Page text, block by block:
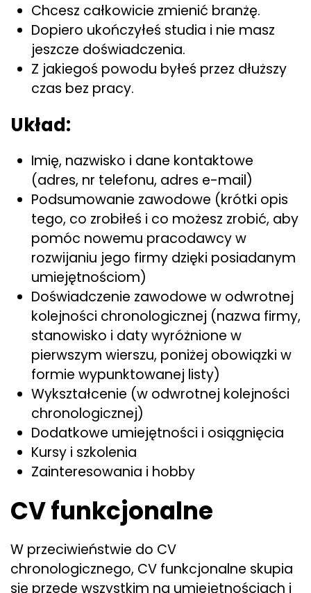
Chcesz całkowicie zmienić branżę.
Dopiero ukończyłeś studia i nie masz
jeszcze doświadczenia.
Z jakiegoś powodu byłeś przez dłuższy
czas bez pracy.
Układ:
Imię, nazwisko i dane kontaktowe
(adres, nr telefonu, adres e-mail)
Podsumowanie zawodowe (krótki opis
tego, co zrobiłeś i co możesz zrobić, aby
pomóc nowemu pracodawcy w
rozwijaniu jego firmy dzięki posiadanym
umiejętnościom)
Doświadczenie zawodowe w odwrotnej
kolejności chronologicznej (nazwa firmy,
stanowisko i daty wyróżnione w
pierwszym wierszu, poniżej obowiązki w
formie wypunktowanej listy)
Wykształcenie (w odwrotnej kolejności
chronologicznej)
Dodatkowe umiejętności i osiągnięcia
Kursy i szkolenia
Zainteresowania i hobby
CV funkcjonalne
W przeciwieństwie do CV
chronologicznego, CV funkcjonalne skupia
się przede wszystkim na umiejętnościach i